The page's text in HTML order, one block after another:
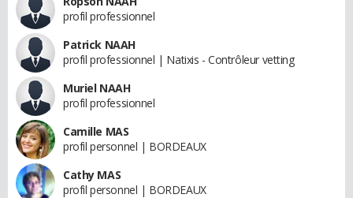
profil professionnel
Patrick NAAH
profil professionnel | Natixis - Contrôleur vetting
Muriel NAAH
profil professionnel
Camille MAS
profil personnel | BORDEAUX
Cathy MAS
profil personnel | BORDEAUX